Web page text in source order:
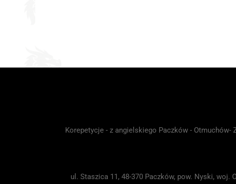
Korepetycje - z angielskiego Paczków - Otmuchów-
ul. Staszica 11, 48-370 Paczków, pow. Nyski, woj.